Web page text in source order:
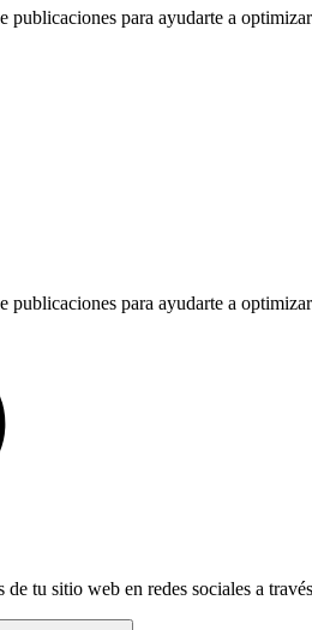
publicaciones para ayudarte a
publicaciones para ayudarte a
tu sitio web en redes sociales a